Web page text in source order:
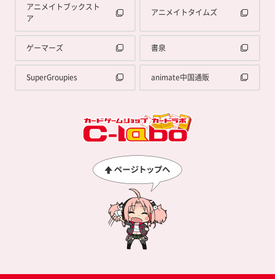
アニメイトブックスト
ア
アニメイトタイムズ
ゲーマーズ 書泉
SuperGroupies animate中国通販